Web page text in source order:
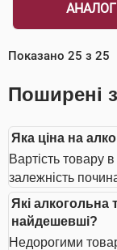
Показано 25 з 25
Поширені
Яка ціна на
Вартість товару
залежність
Які алкогольна
найдешевші?
Недорогими